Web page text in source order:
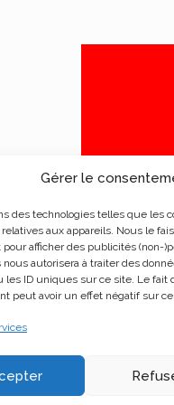
Gérer le
des technologies telles que les
aux appareils. Nous le
pour afficher des publicités (non-
nous autorisera à traiter des
les ID uniques sur ce site. Le fait
peut avoir un effet négatif sur